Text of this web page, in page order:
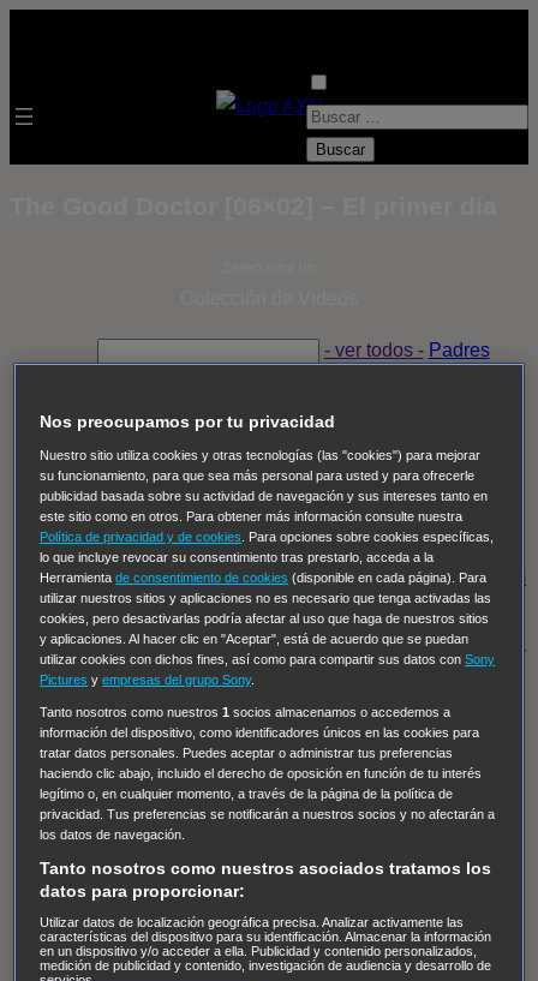
B
- ver todos - Padres
Despedida Salvaje Despedida Salvaje
Thomas, el ojo del FBI
Pan Am
Dawson crece
Insomnia El Guardián The Blacklist Cinco en familia
Hudson & Rex Diez libras y un sueño Mr Loverman
Regreso al futuro III NUEVE CUERPOS Los últimos
caballeros Tormenta infinita Sing Street Cobra Kai
Tom
y Lola High Country Los casos de Susan Ryeland:
Moonflower Murders Twisted Metal Mentes Criminales:
Evolution Terapia de Choque
Hailey Dean Without Sin: Libre de Culpa Morbius
NCIS: Nueva Orleans Pandora En fuera de juego
The Shield: Al margen de la ley Duplicated Preacher
The Killing Kind Intersecciones DOC Bite Club
Chicago Fire
de personas desaparecidas Mad Dogs La Sustituta
Ladrón de guante blanco
AXN Masters of Sex Three PinesAccused CarterAlice
Nevers Crossing Lines Einstein Sobrenatural Cómo
Nos preocupamos por tu privacidad
Nuestro sitio utiliza cookies y otras tecnologías (las "cookies") para mejorar
su funcionamiento, para que sea más personal para usted y para ofrecerle
publicidad basada sobre su actividad de navegación y sus intereses tanto en
este sitio como en otros. Para obtener más información consulte nuestra
Política de privacidad y de cookies
. Para opciones sobre cookies específicas,
lo que incluye revocar su consentimiento tras prestarlo, acceda a la
Herramientade consentimiento de cookies (disponible en cada página). Para
utilizar nuestros sitios y aplicaciones no es necesario que tenga activadas las
cookies, pero desactivarlas podría afectar al uso que haga de nuestros sitios
y aplicaciones. Al hacer clic en "Aceptar", está de acuerdo que se puedan
utilizar cookies con dichos fines, así como para compartir sus datos conSony
Pictures yempresas del grupo Sony.
Tanto nosotros como nuestros1 socios almacenamos o accedemos a
información del dispositivo, como identificadores únicos en las cookies para
tratar datos personales. Puedes aceptar o administrar tus preferencias
haciendo clic abajo, incluido el derecho de oposición en función de tu interés
legítimo o, en cualquier momento, a través de la página de la política de
privacidad. Tus preferencias se notificarán a nuestros socios y no afectarán a
los datos de navegación.
Tanto nosotros como nuestros asociados tratamos los
datos para proporcionar:
Utilizar datos de localización geográfica precisa. Analizar activamente las
características del dispositivo para su identificación. Almacenar la información
en un dispositivo y/o acceder a ella. Publicidad y contenido personalizados,
medición de publicidad y contenido, investigación de audiencia y desarrollo de